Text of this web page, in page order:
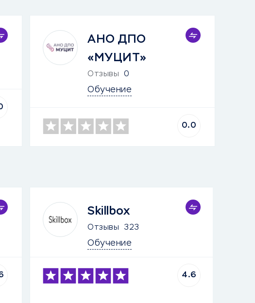
АНО ДПО
«МУЦИТ»
Отзывы 0
Обучение
0.0
Skillbox
Отзывы 323
Обучение
4.6